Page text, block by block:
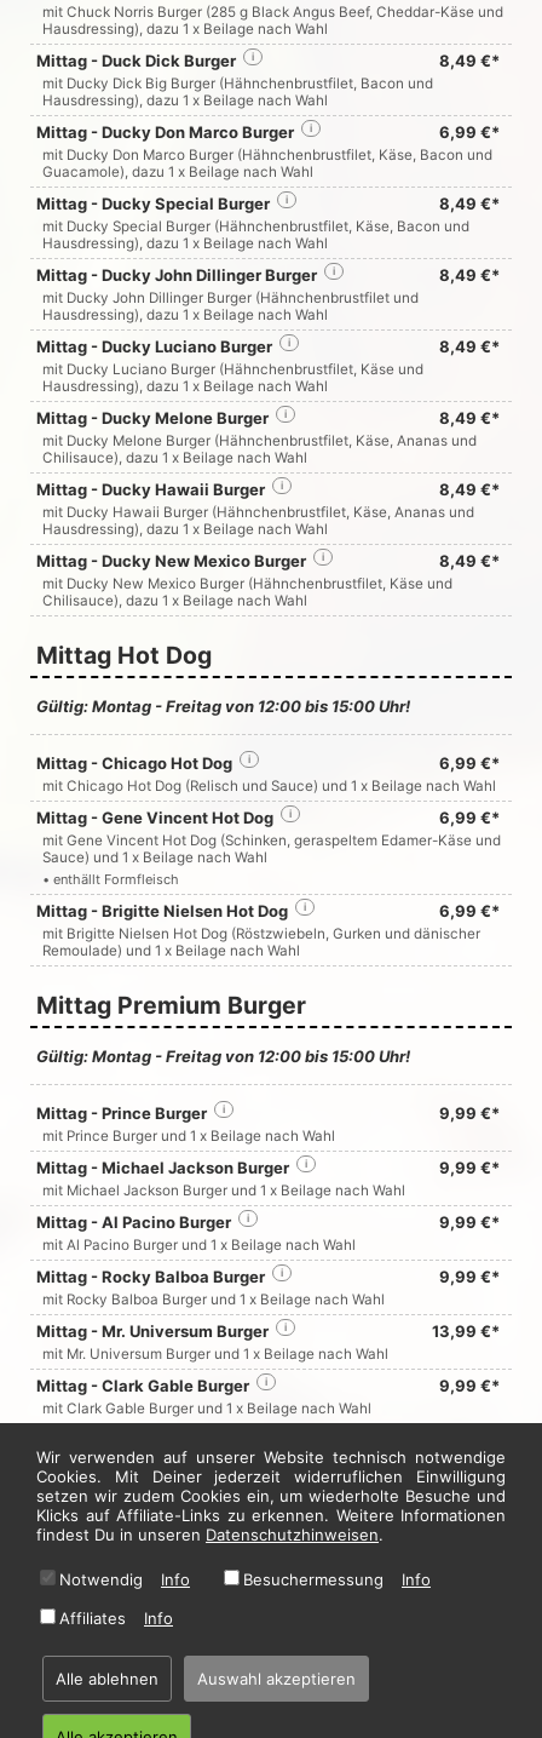
mit Chuck Norris Burger (285 g Black Angus Beef, Cheddar-Käse und
Hausdressing), dazu 1 x Beilage nach Wahl
Mittag - Duck Dick Burger 8,49 €*
i
mit Ducky Dick Big Burger (Hähnchenbrustfilet, Bacon und
Hausdressing), dazu 1 x Beilage nach Wahl
Mittag - Ducky Don Marco Burger 6,99 €*
i
mit Ducky Don Marco Burger (Hähnchenbrustfilet, Käse, Bacon und
Guacamole), dazu 1 x Beilage nach Wahl
Mittag - Ducky Special Burger 8,49 €*
i
mit Ducky Special Burger (Hähnchenbrustfilet, Käse, Bacon und
Hausdressing), dazu 1 x Beilage nach Wahl
Mittag - Ducky John Dillinger Burger 8,49 €*
i
mit Ducky John Dillinger Burger (Hähnchenbrustfilet und
Hausdressing), dazu 1 x Beilage nach Wahl
Mittag - Ducky Luciano Burger 8,49 €*
i
mit Ducky Luciano Burger (Hähnchenbrustfilet, Käse und
Hausdressing), dazu 1 x Beilage nach Wahl
Mittag - Ducky Melone Burger 8,49 €*
i
mit Ducky Melone Burger (Hähnchenbrustfilet, Käse, Ananas und
Chilisauce), dazu 1 x Beilage nach Wahl
Mittag - Ducky Hawaii Burger 8,49 €*
i
mit Ducky Hawaii Burger (Hähnchenbrustfilet, Käse, Ananas und
Hausdressing), dazu 1 x Beilage nach Wahl
Mittag - Ducky New Mexico Burger 8,49 €*
i
mit Ducky New Mexico Burger (Hähnchenbrustfilet, Käse und
Chilisauce), dazu 1 x Beilage nach Wahl
Mittag Hot Dog
Gültig: Montag - Freitag von 12:00 bis 15:00 Uhr!
Mittag - Chicago Hot Dog 6,99 €*
i
mit Chicago Hot Dog (Relisch und Sauce) und 1 x Beilage nach Wahl
Mittag - Gene Vincent Hot Dog 6,99 €*
i
mit Gene Vincent Hot Dog (Schinken, geraspeltem Edamer-Käse und
Sauce) und 1 x Beilage nach Wahl
• enthällt Formfleisch
Mittag - Brigitte Nielsen Hot Dog 6,99 €*
i
mit Brigitte Nielsen Hot Dog (Röstzwiebeln, Gurken und dänischer
Remoulade) und 1 x Beilage nach Wahl
Mittag Premium Burger
Gültig: Montag - Freitag von 12:00 bis 15:00 Uhr!
Mittag - Prince Burger 9,99 €*
i
mit Prince Burger und 1 x Beilage nach Wahl
Mittag - Michael Jackson Burger 9,99 €*
i
mit Michael Jackson Burger und 1 x Beilage nach Wahl
Mittag - Al Pacino Burger 9,99 €*
i
mit Al Pacino Burger und 1 x Beilage nach Wahl
Mittag - Rocky Balboa Burger 9,99 €*
i
mit Rocky Balboa Burger und 1 x Beilage nach Wahl
Mittag - Mr. Universum Burger 13,99 €*
i
mit Mr. Universum Burger und 1 x Beilage nach Wahl
Mittag - Clark Gable Burger 9,99 €*
i
mit Clark Gable Burger und 1 x Beilage nach Wahl
mit Paul Newman Burger und 1 x Beilage nach Wahl
Mittag - Grace Kelly Burger 9,99 €*
i
mit Grace Kelly Burger und 1 x Beilage nach Wahl
Jetzt hier bestellen
* Alle Preise in Euro inkl. gesetzl. MwSt. Abbildungen können ggf. abweichen.
Informationen zu Inhalts- und Zusatzstoffen finden Sie unter
Wir verwenden auf unserer Website technisch notwendige
Cookies. Mit Deiner jederzeit widerruflichen Einwilligung
setzen wir zudem Cookies ein, um wiederholte Besuche und
Klicks auf Affiliate-Links zu erkennen. Weitere Informationen
findest Du in unseren Datenschutzhinweisen.
Notwendig Info Besuchermessung
Info
Affiliates
Info
Alle ablehnen Auswahl akzeptieren